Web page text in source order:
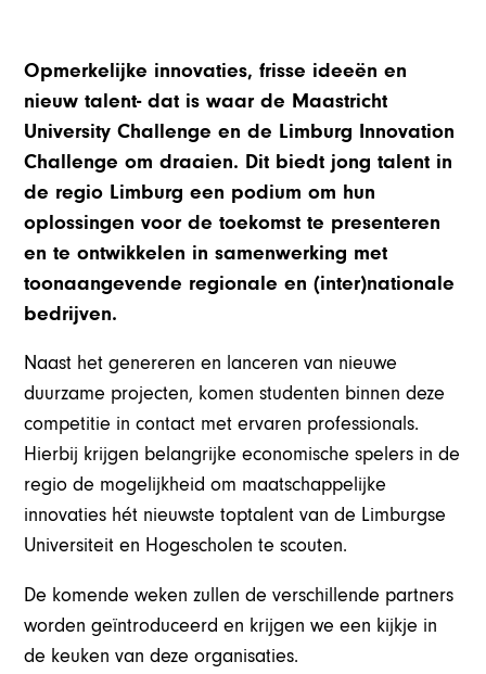
Opmerkelijke innovaties, frisse ideeën en
nieuw talent- dat is waar de Maastricht
University Challenge en de Limburg Innovation
Challenge om draaien. Dit biedt jong talent in
de regio Limburg een podium om hun
oplossingen voor de toekomst te presenteren
en te ontwikkelen in samenwerking met
toonaangevende regionale en (inter)nationale
bedrijven.
Naast het genereren en lanceren van nieuwe
duurzame projecten, komen studenten binnen deze
competitie in contact met ervaren professionals.
Hierbij krijgen belangrijke economische spelers in de
regio de mogelijkheid om maatschappelijke
innovaties hét nieuwste toptalent van de Limburgse
Universiteit en Hogescholen te scouten.
De komende weken zullen de verschillende partners
worden geïntroduceerd en krijgen we een kijkje in
de keuken van deze organisaties.